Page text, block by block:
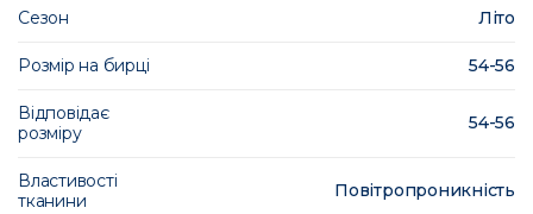
Сезон Літо
Розмір на бирці 54-56
Відповідає
розміру
54-56
Властивості
тканини
Повітропроникність